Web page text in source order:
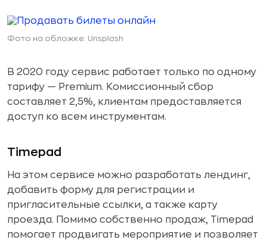
Фото на обложке: Unsplash
В 2020 году сервис работает только по одному
тарифу — Premium. Комиссионный сбор
составляет 2,5%, клиентам предоставляется
доступ ко всем инструментам.
Timepad
На этом сервисе можно разработать лендинг,
добавить форму для регистрации и
пригласительные ссылки, а также карту
проезда. Помимо собственно продаж, Timepad
помогает продвигать мероприятие и позволяет